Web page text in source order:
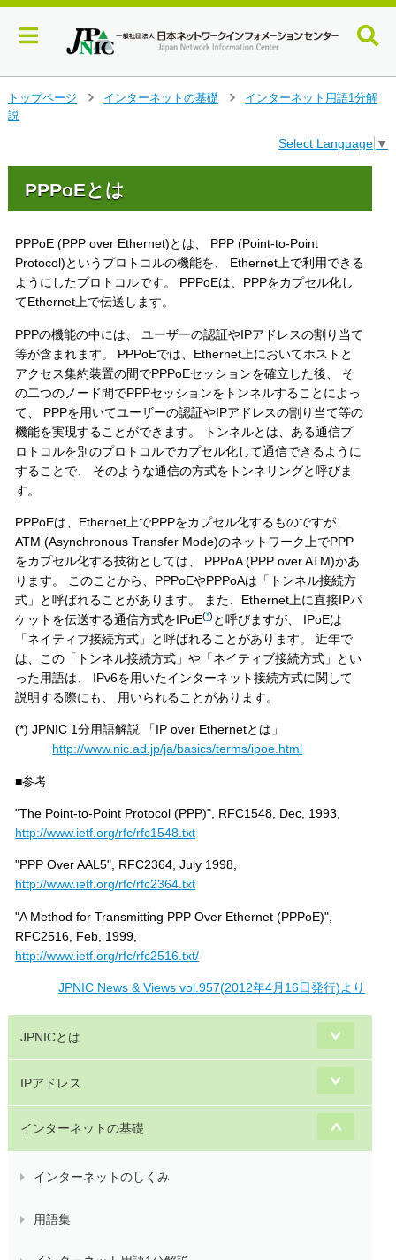
イ
ン
トップページ
インターネットの基礎
インターネット用語1分解
説
Select Language ▼
PPPoEとは
PPPoE (PPP over Ethernet)とは、 PPP (Point-to-Point
Protocol)というプロトコルの機能を、 Ethernet上で利用できる
ようにしたプロトコルです。 PPPoEは、PPPをカプセル化し
てEthernet上で伝送します。
PPPの機能の中には、 ユーザーの認証やIPアドレスの割り当て
等が含まれます。 PPPoEでは、Ethernet上においてホストと
アクセス集約装置の間でPPPoEセッションを確立した後、 そ
の二つのノード間でPPPセッションをトンネルすることによっ
て、 PPPを用いてユーザーの認証やIPアドレスの割り当て等の
機能を実現することができます。 トンネルとは、ある通信プ
ロトコルを別のプロトコルでカプセル化して通信できるように
することで、 そのような通信の方式をトンネリングと呼びま
す。
PPPoEは、Ethernet上でPPPをカプセル化するものですが、
ATM (Asynchronous Transfer Mode)のネットワーク上でPPP
をカプセル化する技術としては、 PPPoA (PPP over ATM)があ
ります。 このことから、PPPoEやPPPoAは「トンネル接続方
式」と呼ばれることがあります。 また、Ethernet上に直接IPパ
ケットを伝送する通信方式をIPoE(*) と呼びますが、 IPoEは
「ネイティブ接続方式」と呼ばれることがあります。 近年で
は、この「トンネル接続方式」や「ネイティブ接続方式」とい
った用語は、 IPv6を用いたインターネット接続方式に関して
説明する際にも、 用いられることがあります。
(*) JPNIC 1分用語解説 「IP over Ethernetとは」
http://www.nic.ad.jp/ja/basics/terms/ipoe.html
■参考
"The Point-to-Point Protocol (PPP)", RFC1548, Dec, 1993,
http://www.ietf.org/rfc/rfc1548.txt
"PPP Over AAL5", RFC2364, July 1998,
http://www.ietf.org/rfc/rfc2364.txt
"A Method for Transmitting PPP Over Ethernet (PPPoE)",
RFC2516, Feb, 1999,
http://www.ietf.org/rfc/rfc2516.txt/
JPNIC News & Views vol.957(2012年4月16日発行)より
JPNICとは
IPアドレス
インターネットの基礎
インターネットのしくみ
用語集